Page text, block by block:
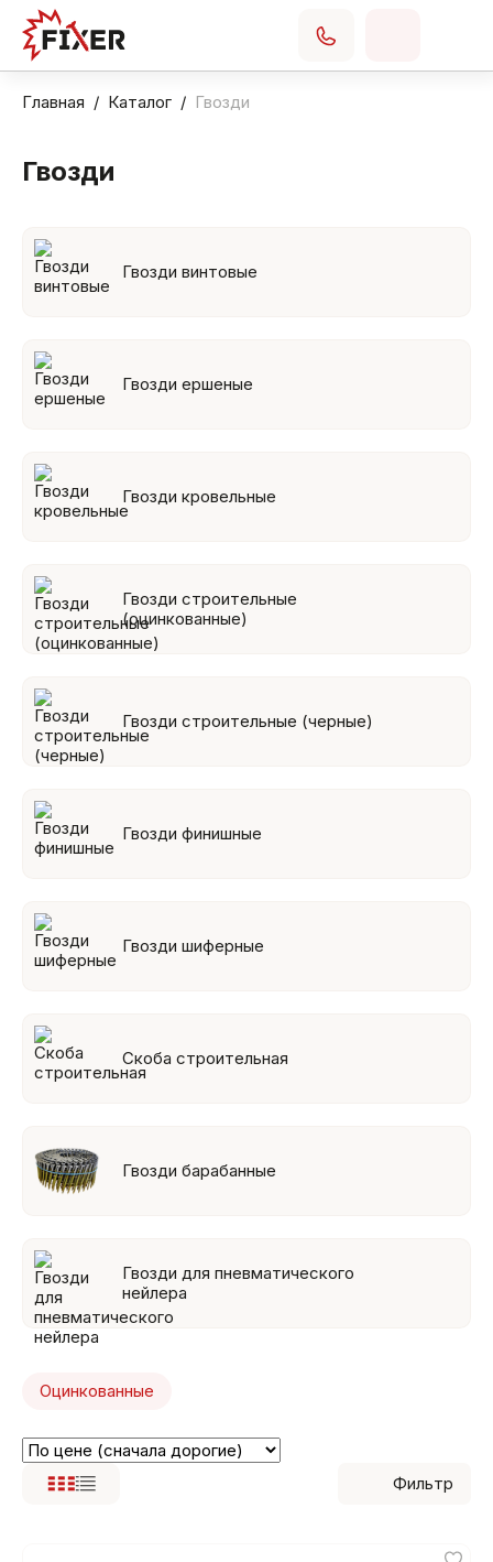
Главная Каталог Гвозди
Гвозди
Гвозди винтовые
Гвозди ершеные
Гвозди кровельные
Гвозди строительные
(оцинкованные)
Гвозди строительные (черные)
Гвозди финишные
Гвозди шиферные
Скоба строительная
Гвозди барабанные
Гвозди для пневматического
нейлера
Оцинкованные
Фильтр